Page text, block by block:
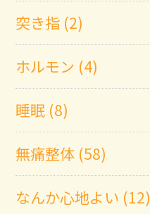
突き指 (2)
ホルモン (4)
睡眠 (8)
無痛整体 (58)
なんか心地よい (12)